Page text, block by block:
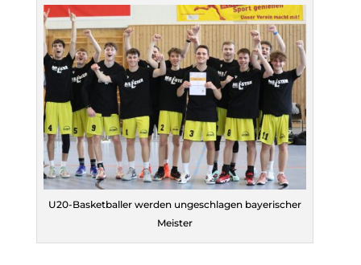
U20-Basketballer werden ungeschlagen bayerischer
Meister